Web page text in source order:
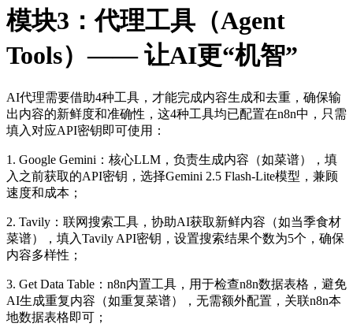
模块3：代理工具（Agent
Tools）—— 让AI更“机智”
AI代理需要借助4种工具，才能完成内容生成和去重，确保输
出内容的新鲜度和准确性，这4种工具均已配置在n8n中，只需
填入对应API密钥即可使用：
1. Google Gemini：核心LLM，负责生成内容（如菜谱），填
入之前获取的API密钥，选择Gemini 2.5 Flash-Lite模型，兼顾
速度和成本；
2. Tavily：联网搜索工具，协助AI获取新鲜内容（如当季食材
菜谱），填入Tavily API密钥，设置搜索结果个数为5个，确保
内容多样性；
3. Get Data Table：n8n内置工具，用于检查n8n数据表格，避免
AI生成重复内容（如重复菜谱），无需额外配置，关联n8n本
地数据表格即可；